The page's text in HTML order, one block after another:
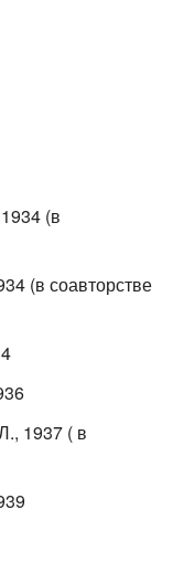
(в
(в соавторстве
1937 ( в